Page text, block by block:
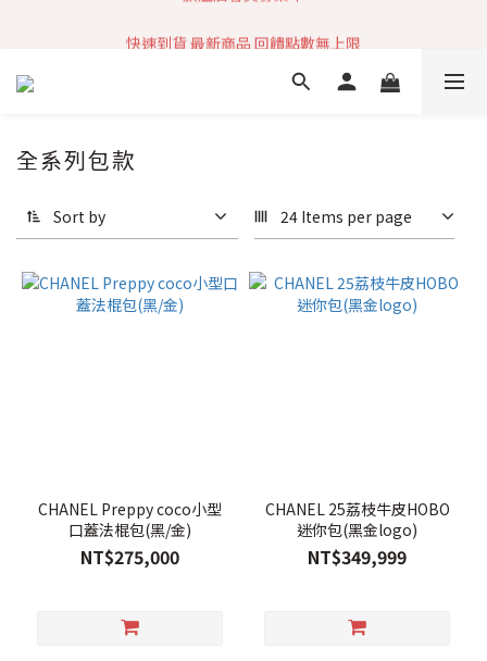
加入社群 獲取最新商品資訊
全系列包款
Sort by 24 Items per page
CHANEL Preppy coco小型
口蓋法棍包(黑/金)
NT$275,000
CHANEL 25荔枝牛皮HOBO
迷你包(黑金logo)
NT$349,999